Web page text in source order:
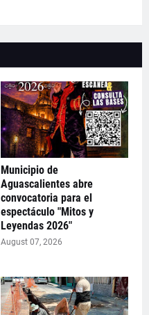
Municipio de
Aguascalientes abre
convocatoria para el
espectáculo "Mitos y
Leyendas 2026"
August 07, 2026